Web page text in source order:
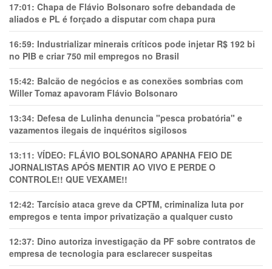
17:01: Chapa de Flávio Bolsonaro sofre debandada de
aliados e PL é forçado a disputar com chapa pura
16:59: Industrializar minerais críticos pode injetar R$ 192 bi
no PIB e criar 750 mil empregos no Brasil
15:42: Balcão de negócios e as conexões sombrias com
Willer Tomaz apavoram Flávio Bolsonaro
13:34: Defesa de Lulinha denuncia "pesca probatória" e
vazamentos ilegais de inquéritos sigilosos
13:11: VÍDEO: FLÁVIO BOLSONARO APANHA FEIO DE
JORNALISTAS APÓS MENTIR AO VIVO E PERDE O
CONTROLE!! QUE VEXAME!!
12:42: Tarcísio ataca greve da CPTM, criminaliza luta por
empregos e tenta impor privatização a qualquer custo
12:37: Dino autoriza investigação da PF sobre contratos de
empresa de tecnologia para esclarecer suspeitas